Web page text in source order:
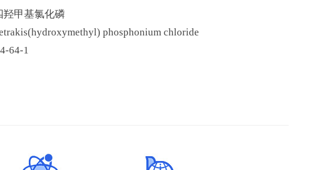
羟甲基氯化磷
phosphonium chloride
64-1